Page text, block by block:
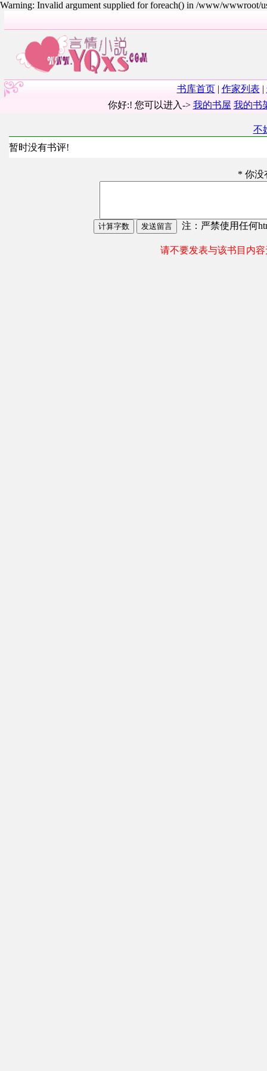
Warning: Invalid argument supplied for foreach() in /www/wwwroot/
书库首页| 作家列表 |
你好:! 您可以进入-> 我的书屋 我的书
不
暂时没有书评!
* 你没
注：严禁使用任何
请不要发表与该书目内